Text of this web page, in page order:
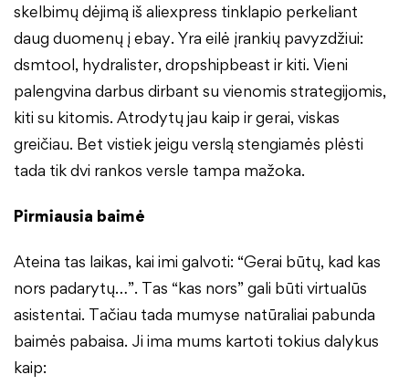
skelbimų dėjimą iš aliexpress tinklapio perkeliant
daug duomenų į ebay. Yra eilė įrankių pavyzdžiui:
dsmtool, hydralister, dropshipbeast ir kiti. Vieni
palengvina darbus dirbant su vienomis strategijomis,
kiti su kitomis. Atrodytų jau kaip ir gerai, viskas
greičiau. Bet vistiek jeigu verslą stengiamės plėsti
tada tik dvi rankos versle tampa mažoka.
Pirmiausia baimė
Ateina tas laikas, kai imi galvoti: “Gerai būtų, kad kas
nors padarytų…”. Tas “kas nors” gali būti virtualūs
asistentai. Tačiau tada mumyse natūraliai pabunda
baimės pabaisa. Ji ima mums kartoti tokius dalykus
kaip: